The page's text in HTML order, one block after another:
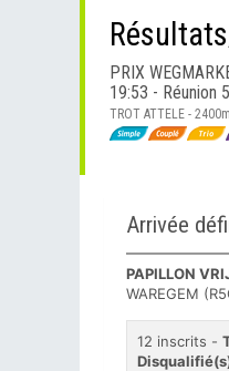
PRIX
19:53 - Réunion
TROT ATTELE -
Arrivée
PAPILLON
WAREGEM
12 inscrits -